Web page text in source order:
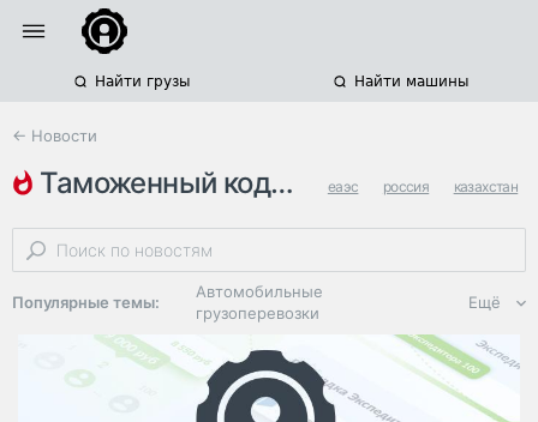
Найти грузы Найти машины
← Новости
таможенный кодекс еаэс россия казахстан
Популярные темы:
Автомобильные
грузоперевозки
Региональная
логистика
ЭДО, ИТ в
Ещё